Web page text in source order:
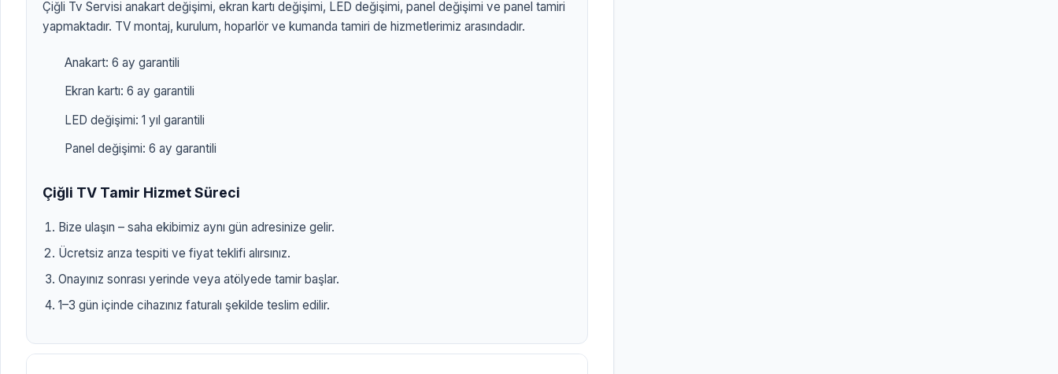
Çiğli Tv Servisi anakart değişimi, ekran kartı değişimi, LED değişimi, panel değişimi ve panel tamiri
yapmaktadır. TV montaj, kurulum, hoparlör ve kumanda tamiri de hizmetlerimiz arasındadır.
Anakart: 6 ay garantili
Ekran kartı: 6 ay garantili
LED değişimi: 1 yıl garantili
Panel değişimi: 6 ay garantili
Çiğli TV Tamir Hizmet Süreci
Bize ulaşın – saha ekibimiz aynı gün adresinize gelir.
Ücretsiz arıza tespiti ve fiyat teklifi alırsınız.
Onayınız sonrası yerinde veya atölyede tamir başlar.
1–3 gün içinde cihazınız faturalı şekilde teslim edilir.